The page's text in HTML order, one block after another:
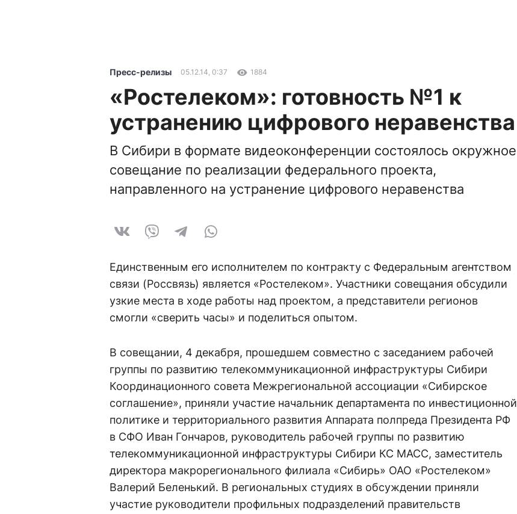
Пресс-релизы 05.12.14, 0:37 1884
«Ростелеком»: готовность №1 к
устранению цифрового неравенства
В Сибири в формате видеоконференции состоялось окружное
совещание по реализации федерального проекта,
направленного на устранение цифрового неравенства
Единственным его исполнителем по контракту с Федеральным агентством
связи (Россвязь) является «Ростелеком». Участники совещания обсудили
узкие места в ходе работы над проектом, а представители регионов
смогли «сверить часы» и поделиться опытом.
В совещании, 4 декабря, прошедшем совместно с заседанием рабочей
группы по развитию телекоммуникационной инфраструктуры Сибири
Координационного совета Межрегиональной ассоциации «Сибирское
соглашение», приняли участие начальник департамента по инвестиционной
политике и территориального развития Аппарата полпреда Президента РФ
в СФО Иван Гончаров, руководитель рабочей группы по развитию
телекоммуникационной инфраструктуры Сибири КС МАСС, заместитель
директора макрорегионального филиала «Сибирь» ОАО «Ростелеком»
Валерий Беленький. В региональных студиях в обсуждении приняли
участие руководители профильных подразделений правительств